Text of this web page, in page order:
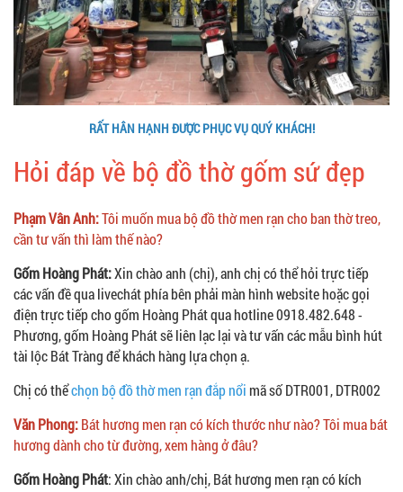
RẤT HÂN HẠNH ĐƯỢC PHỤC VỤ QUÝ KHÁCH!
Hỏi đáp về bộ đồ thờ gốm sứ đẹp
Phạm Vân Anh:Tôi muốn mua bộ đồ thờ men rạn cho ban thờ treo,
cần tư vấn thì làm thế nào?
Gốm Hoàng Phát:Xin chào anh (chị), anh chị có thể hỏi trực tiếp
các vấn đề qua livechát phía bên phải màn hình website hoặc gọi
điện trực tiếp cho gốm Hoàng Phát qua hotline 0918.482.648 -
Phương, gốm Hoàng Phát sẽ liên lạc lại và tư vấn các mẫu bình hút
tài lộc Bát Tràng để khách hàng lựa chọn ạ.
Chị có thểchọn bộ đồ thờ men rạn đắp nổi mã số DTR001, DTR002
Văn Phong:Bát hương men rạn có kích thước như nào? Tôi mua bát
hương dành cho từ đường, xem hàng ở đâu?
Gốm Hoàng Phát: Xin chào anh/chị, Bát hương men rạn có kích